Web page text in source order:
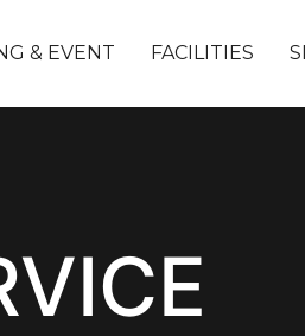
& EVENT FACILITIES